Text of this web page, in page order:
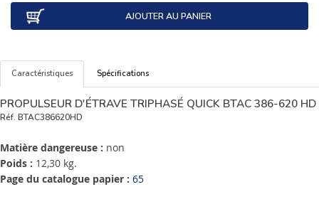
AJOUTER AU PANIER
Caractéristiques Spécifications
PROPULSEUR D'ÉTRAVE TRIPHASÉ QUICK BTAC 386-620 HD
Réf. BTAC386620HD
Matière dangereuse : non
Poids : 12,30 kg.
Page du catalogue papier : 65